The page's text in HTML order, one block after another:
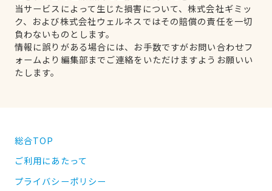
当サービスによって生じた損害について、株式会社ギミッ
ク、および株式会社ウェルネスではその賠償の責任を一切
負わないものとします。
情報に誤りがある場合には、お手数ですがお問い合わせフ
ォームより編集部までご連絡をいただけますようお願いい
たします。
総合TOP
ご利用にあたって
プライバシーポリシー